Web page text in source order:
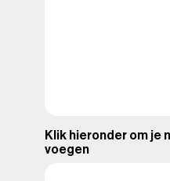
Klik hieronder om je
voegen